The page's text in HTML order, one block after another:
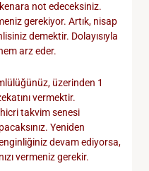
kenara not edeceksiniz.
gerekiyor. Artık, nisap
demektir. Dolayısıyla
arz eder.
üzerinden 1
vermektir.
takvim senesi
Yeniden
devam ediyorsa,
vermeniz gerekir.